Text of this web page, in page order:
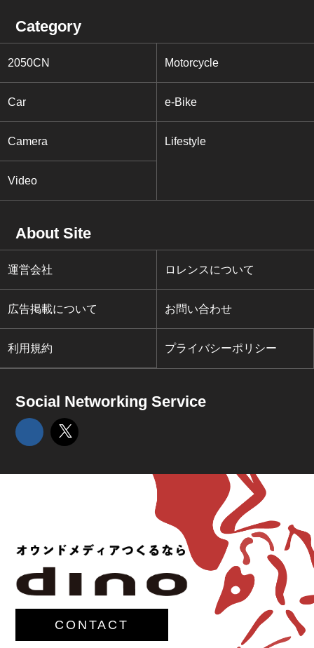
Category
2050CN Motorcycle
Car e-Bike
Camera Lifestyle
Video
About Site
運営会社 ロレンスについて
広告掲載について お問い合わせ
利用規約 プライバシーポリシー
Social Networking Service
CONTACT